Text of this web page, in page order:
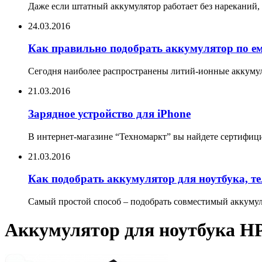
Даже если штатный аккумулятор работает без
24.03.2016
Как правильно подобрать аккумулятор по
Сегодня наиболее распространены литий-ионные
21.03.2016
Зарядное устройство для iPhone
В интернет-магазине “Техномаркт” вы найдете
21.03.2016
Как подобрать аккумулятор для ноутбука,
Самый простой способ – подобрать совместимый
Аккумулятор для ноутбука